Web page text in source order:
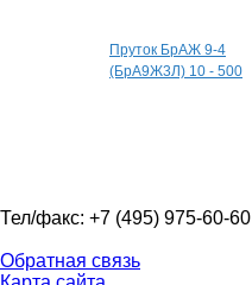
Пруток БрАЖ 9-4
(БрА9Ж3Л) 10 - 500
Тел/факс: +7 (495) 975-60-60
Обратная связь